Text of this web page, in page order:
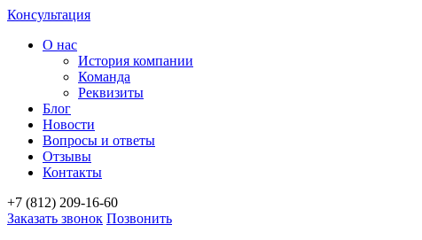
Консультация
О нас
История компании
Команда
Реквизиты
Блог
Новости
Вопросы и ответы
Отзывы
Контакты
+7 (812) 209-16-60
Заказать звонок Позвонить